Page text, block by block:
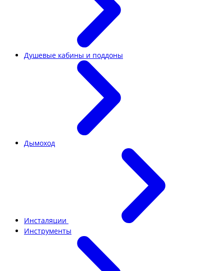
Душевые кабины и поддоны
Дымоход
Инсталяции
Инструменты